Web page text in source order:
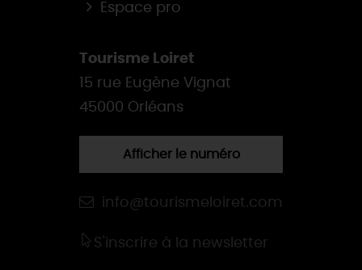
Espace pro
Tourisme Loiret
15 rue Eugène Vignat
45000 Orléans
Afficher le numéro
info@tourismeloiret.com
S'inscrire à la newsletter